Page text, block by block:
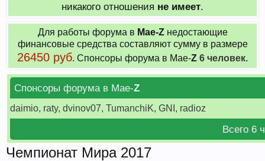
никакого отношения не имеет.
Для работы форума в Мае-Zнедостающие
финансовые средства составляют сумму в размере
26450 руб. Cпонсоры форума в Мае-Z 6 человек.
Спонсоры форума в Мае-Z
daimio, raty, dvinov07, TumanchiK, GNI, radioz
Всего 6
Чемпионат Мира 2017